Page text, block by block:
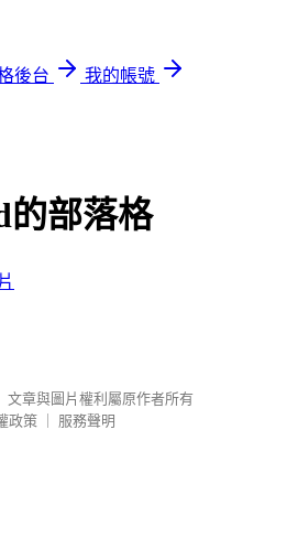
後台
我的帳號
的部落格
文章與圖片權利屬原作者所有
政策
服務聲明